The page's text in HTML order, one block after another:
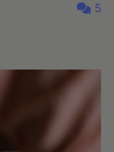
5